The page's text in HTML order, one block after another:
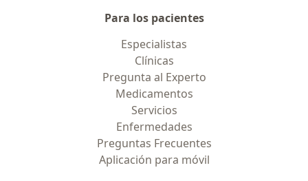
Para los pacientes
Especialistas
Clínicas
Pregunta al Experto
Medicamentos
Servicios
Enfermedades
Preguntas Frecuentes
Aplicación para móvil